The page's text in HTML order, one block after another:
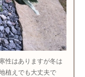
性はありますが冬は
植えでも大丈夫で